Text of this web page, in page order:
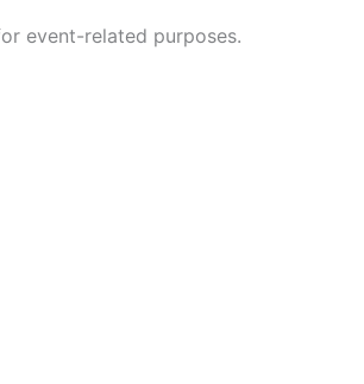
event-related purposes.